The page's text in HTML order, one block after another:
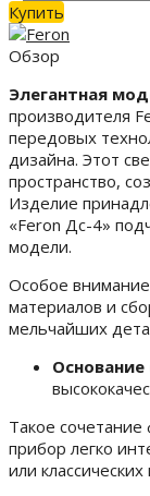
Купить
Обзор
Элегантная
производителя
передовых
дизайна. Этот
пространство,
Изделие
«Feron Дс-4»
модели.
Особое внимание
материалов и
мельчайших
Такое сочетание
прибор легко
или